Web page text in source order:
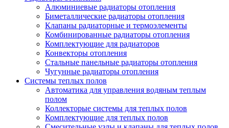
Алюминиевые радиаторы отопления
Биметаллические радиаторы отопления
Клапаны радиаторные и термоэлементы
Комбинированные радиаторы отопления
Комплектующие для радиаторов
Конвекторы отопления
Стальные панельные радиаторы отопления
Чугунные радиаторы отопления
Системы теплых полов
Автоматика для управления водяным теплым
полом
Коллекторые системы для теплых полов
Комплектующие для теплых полов